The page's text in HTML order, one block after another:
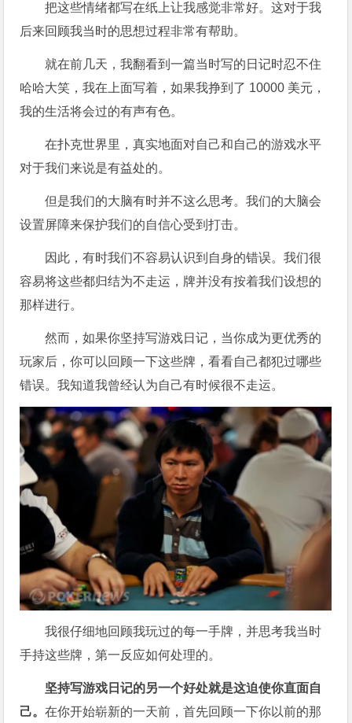
把这些情绪都写在纸上让我感觉非常好。这对于我
后来回顾我当时的思想过程非常有帮助。
就在前几天，我翻看到一篇当时写的日记时忍不住
哈哈大笑，我在上面写着，如果我挣到了 10000 美元，
我的生活将会过的有声有色。
在扑克世界里，真实地面对自己和自己的游戏水平
对于我们来说是有益处的。
但是我们的大脑有时并不这么思考。我们的大脑会
设置屏障来保护我们的自信心受到打击。
因此，有时我们不容易认识到自身的错误。我们很
容易将这些都归结为不走运，牌并没有按着我们设想的
那样进行。
然而，如果你坚持写游戏日记，当你成为更优秀的
玩家后，你可以回顾一下这些牌，看看自己都犯过哪些
错误。我知道我曾经认为自己有时候很不走运。
我很仔细地回顾我玩过的每一手牌，并思考我当时
手持这些牌，第一反应如何处理的。
坚持写游戏日记的另一个好处就是这迫使你直面自
己。在你开始崭新的一天前，首先回顾一下你以前的那